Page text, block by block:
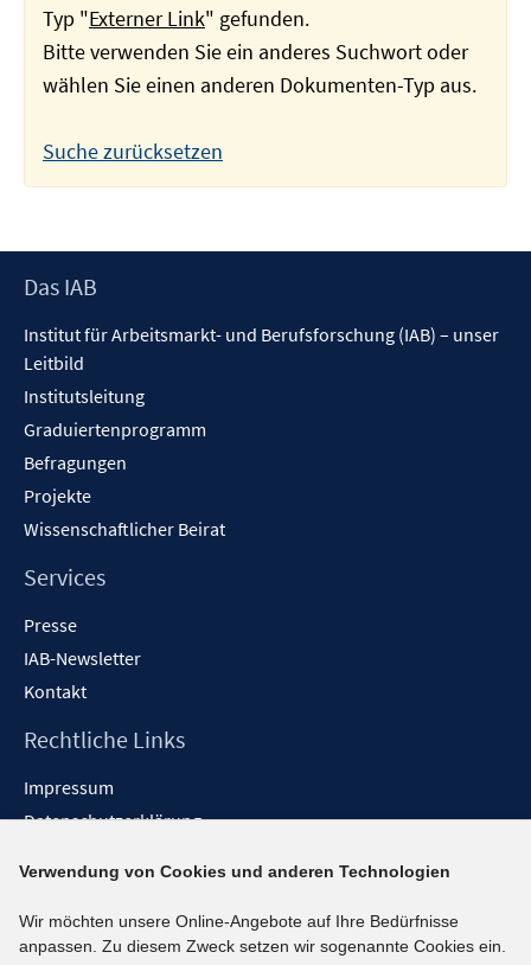
Typ "Externer Link" gefunden.
Bitte verwenden Sie ein anderes Suchwort oder
wählen Sie einen anderen Dokumenten-Typ aus.
Suche zurücksetzen
Footer
Das IAB
Institut für Arbeitsmarkt- und Berufsforschung (IAB) – unser
Leitbild
Institutsleitung
Graduiertenprogramm
Befragungen
Projekte
Wissenschaftlicher Beirat
Services
Presse
IAB-Newsletter
Kontakt
Rechtliche Links
Impressum
Datenschutzerklärung
Barrieren melden
Social-Media-Kanäle
Verwendung von Cookies und anderen Technologien
Wir möchten unsere Online-Angebote auf Ihre Bedürfnisse
anpassen. Zu diesem Zweck setzen wir sogenannte Cookies ein.